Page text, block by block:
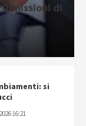
di
si
16:21